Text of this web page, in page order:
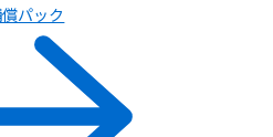
パック